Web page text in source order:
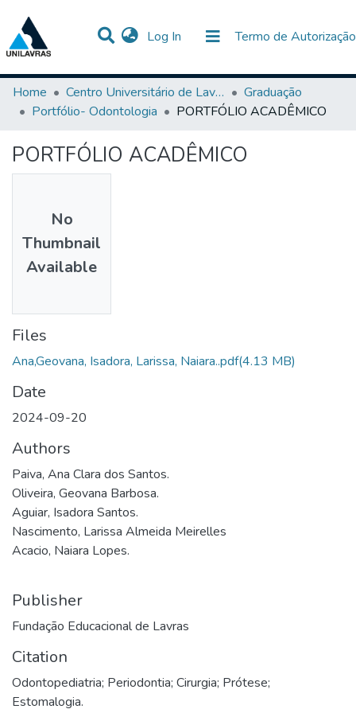
Log In (current) Termo de Autorização
Communities & Collections
Statistics
All of DSpace
Home
Centro Universitário de Lavras-UNILAVRAS
Graduação
Portfólio- Odontologia
PORTFÓLIO ACADÊMICO
PORTFÓLIO ACADÊMICO
No
Thumbnail
Available
Files
Ana,Geovana, Isadora, Larissa, Naiara..pdf(4.13 MB)
Date
2024-09-20
Authors
Paiva, Ana Clara dos Santos.
Oliveira, Geovana Barbosa.
Aguiar, Isadora Santos.
Nascimento, Larissa Almeida Meirelles
Acacio, Naiara Lopes.
Publisher
Fundação Educacional de Lavras
Citation
Odontopediatria; Periodontia; Cirurgia; Prótese;
Estomalogia.